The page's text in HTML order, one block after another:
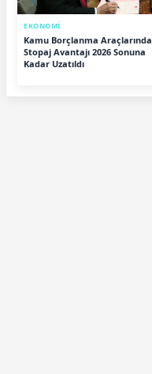
EKONOMİ
Kamu Borçlanma Araçlarında
Stopaj Avantajı 2026 Sonuna
Kadar Uzatıldı